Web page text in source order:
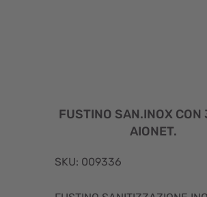
FUSTINO SAN.INOX CON
AIONET.
SKU: 009336